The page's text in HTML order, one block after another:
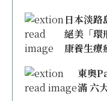
日本淡路
絕美「環
康養生療
東奧
滿 六